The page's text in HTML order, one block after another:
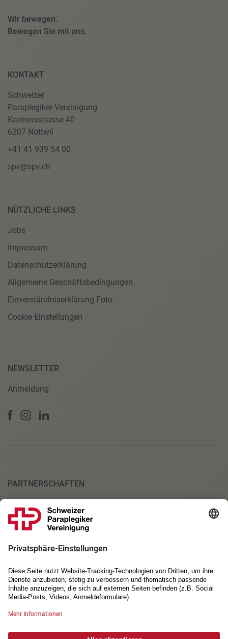
Wir bewegen.
Bewegen Sie mit uns.
KONTAKT
Schweizer
Paraplegiker-Vereinigung
Kantonsstrasse 40
6207 Nottwil
+41 41 939 54 00
spv@spv.ch
NÜTZLICHE LINKS
Jobs
Impressum
Datenschutzerklärung
Allgemeine Geschäftsbedingungen
Einverständniserklärung Foto
Cookie Einstellungen
NEWSLETTER
Anmeldung
PARTNERSCHAFTEN